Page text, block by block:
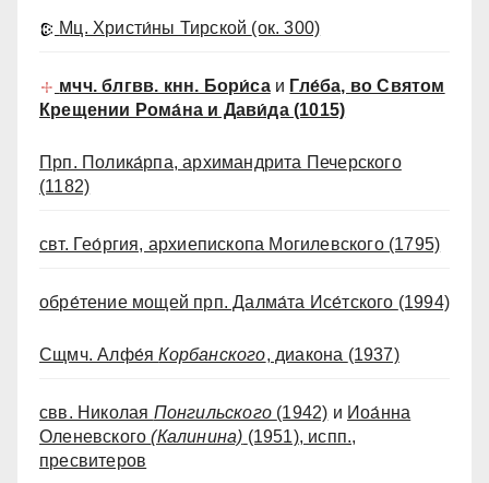
Мц. Христи́ны Тирской (ок. 300)
мчч. блгвв. кнн. Бори́саи Гле́ба, во Святом
Крещении Рома́на и Дави́да (1015)
Прп. Полика́рпа, архимандрита Печерского
(1182)
свт. Гео́ргия, архиепископа Могилевского (1795)
обре́тение мощей прп. Далма́та Исе́тского (1994)
Сщмч. Алфе́яКорбанского, диакона (1937)
свв. Николая Понгильского (1942) и Иоа́нна
Оленевского(Калинина) (1951), испп.,
пресвитеров